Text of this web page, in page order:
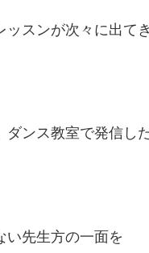
スンが次々に出て
ンス教室で発信した
い先生方の一面を